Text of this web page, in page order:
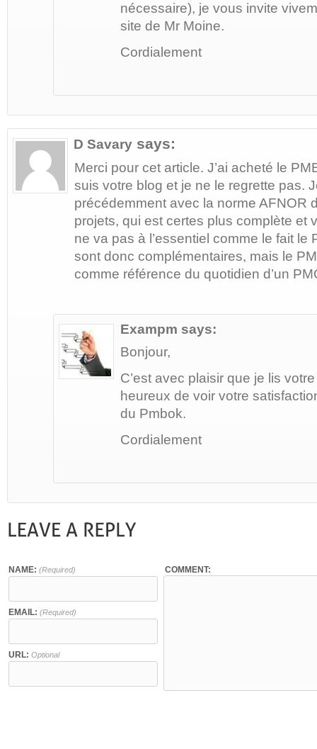
nécessaire), je vous invite
site de Mr Moine.
Cordialement
D Savary says:
Merci pour cet article. J’ai acheté le
suis votre blog et je ne le regrette pas.
précédemment avec la norme AFNOR
projets, qui est certes plus complète et
ne va pas à l’essentiel comme le fait le
sont donc complémentaires, mais le
comme référence du quotidien d’un
Exampm says:
Bonjour,
C’est avec plaisir que je lis
heureux de voir votre
du Pmbok.
Cordialement
NAME: (Required)
EMAIL: (Required)
URL: Optional
COMMENT: